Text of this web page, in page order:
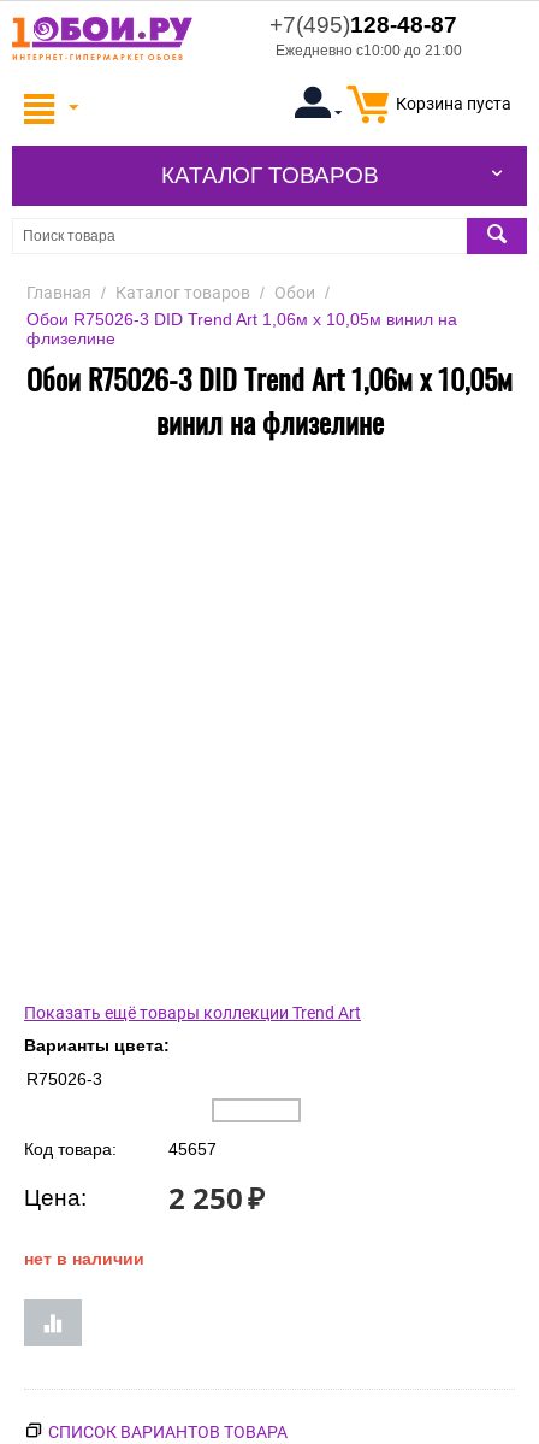
+7(495)128-48-87
Ежедневно с10:00 до 21:00
Корзина пуста
КАТАЛОГ ТОВАРОВ
Главная / Каталог товаров / Обои /
Обои R75026-3 DID Trend Art 1,06м х 10,05м винил на
флизелине
Обои R75026-3 DID Trend Art 1,06м х 10,05м
винил на флизелине
Показать ещё товары коллекции Trend Art
Варианты цвета:
R75026-3
Код товара: 45657
Цена: 2 250₽
нет в наличии
СПИСОК ВАРИАНТОВ ТОВАРА